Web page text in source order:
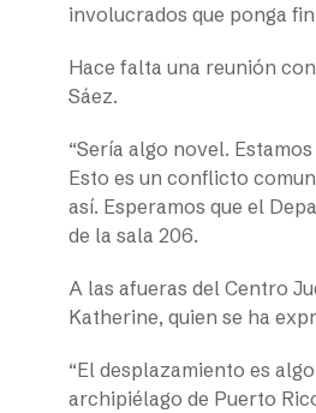
involucrados que ponga
Hace falta una reunión
Sáez.
“Sería algo novel.
Esto es un conflicto
así. Esperamos que el
de la sala 206.
A las afueras del Centro
Katherine, quien se ha
“El desplazamiento es
archipiélago de Puerto